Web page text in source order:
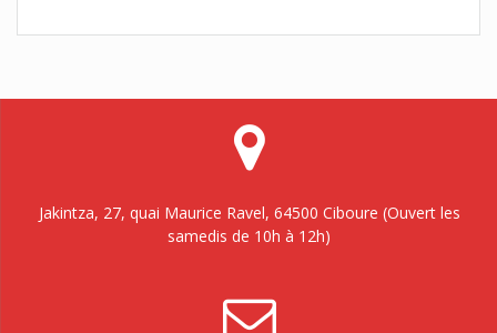
Jakintza, 27, quai Maurice Ravel, 64500 Ciboure (Ouvert les
samedis de 10h à 12h)